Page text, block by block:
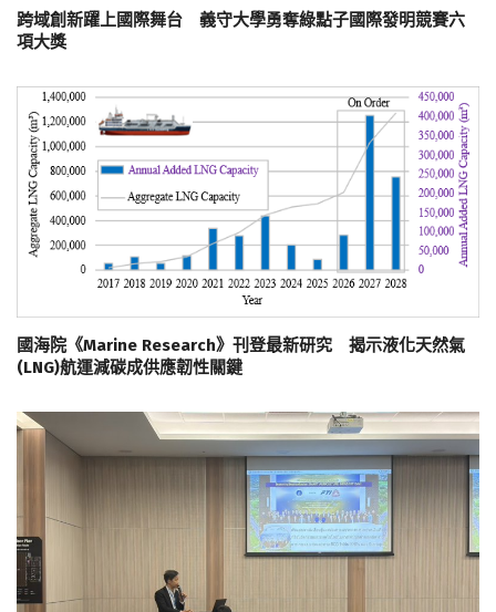
跨域創新躍上國際舞台 義守大學勇奪綠點子國際發明競賽六
項大獎
國海院《Marine Research》刊登最新研究 揭示液化天然氣
(LNG)航運減碳成供應韌性關鍵